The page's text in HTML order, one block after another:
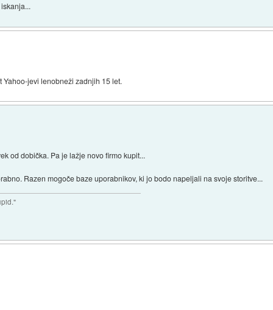
jevi lenobneži zadnjih 15 let.
od dobička. Pa je lažje novo firmo kupit...
Razen mogoče baze uporabnikov, ki jo bodo napeljali na svoje storitve...